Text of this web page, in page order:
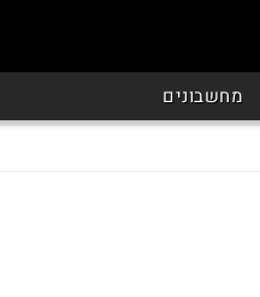
מחשבונים